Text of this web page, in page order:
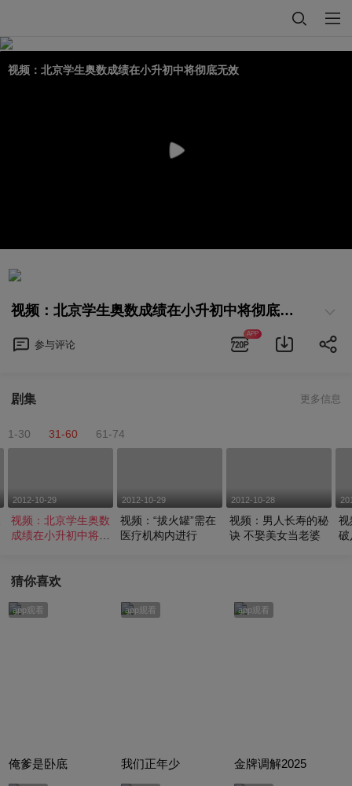
视频：北京学生奥数成绩在小升初中将彻底无效
视频：北京学生奥数成绩在小升初中将彻底无效
参与评论
APP
剧集 更多信息
1-30 31-60 61-74
2012-10-29
视频：北京学生奥数
成绩在小升初中将彻
2012-10-29
视频：“拔火罐”需在
医疗机构内进行
2012-10-28
视频：男人长寿的秘
诀 不娶美女当老婆
视
破
猜你喜欢
app观看
俺爹是卧底
app观看
我们正年少
app观看
金牌调解2025